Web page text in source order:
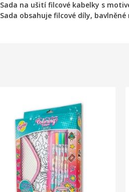
Sada na ušití filcové kabelky s
Sada obsahuje filcové díly,